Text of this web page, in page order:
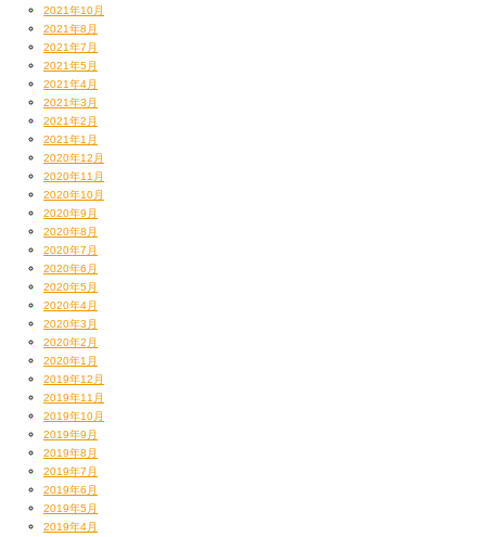
2021年10月
2021年8月
2021年7月
2021年5月
2021年4月
2021年3月
2021年2月
2021年1月
2020年12月
2020年11月
2020年10月
2020年9月
2020年8月
2020年7月
2020年6月
2020年5月
2020年4月
2020年3月
2020年2月
2020年1月
2019年12月
2019年11月
2019年10月
2019年9月
2019年8月
2019年7月
2019年6月
2019年5月
2019年4月